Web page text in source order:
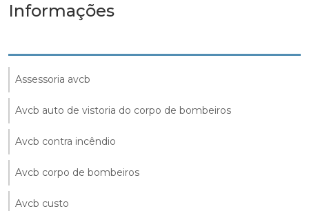
Informações
Assessoria avcb
Avcb auto de vistoria do corpo de bombeiros
Avcb contra incêndio
Avcb corpo de bombeiros
Avcb custo